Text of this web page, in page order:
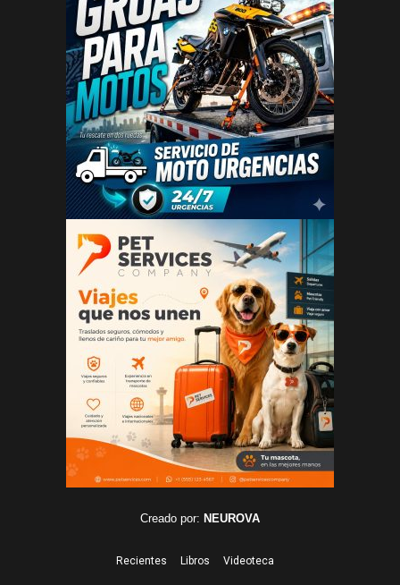
Creado por: NEUROVA
Recientes Libros Videoteca